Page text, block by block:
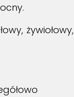
żywiołowy,